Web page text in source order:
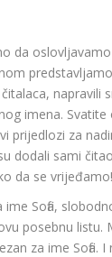
da
napravili
imena. Svatite
prijedlozi za
dodali sami
da se vrijeđamo!
Sofia,
posebnu listu.
za ime Sofia.